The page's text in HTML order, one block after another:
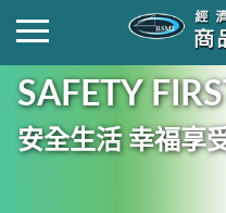
SAFETY
安全生活 幸福享